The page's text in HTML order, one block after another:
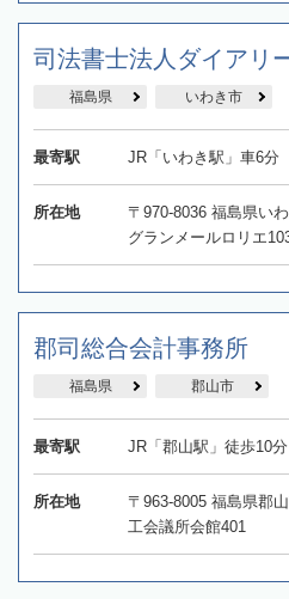
司法書士法人ダイアリ
福島県 いわき市
最寄駅 JR「いわき駅」車6分
所在地
〒970-8036 福島県い
グランメールロリエ
郡司総合会計事務所
福島県 郡山市
最寄駅 JR「郡山駅」徒歩10分
所在地
〒963-8005 福島県郡
工会議所会館401